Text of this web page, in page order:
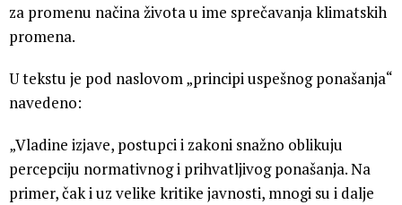
za promenu načina života u ime sprečavanja klimatskih
promena.
U tekstu je pod naslovom „principi uspešnog ponašanja“
navedeno:
„Vladine izjave, postupci i zakoni snažno oblikuju
percepciju normativnog i prihvatljivog ponašanja. Na
primer, čak i uz velike kritike javnosti, mnogi su i dalje